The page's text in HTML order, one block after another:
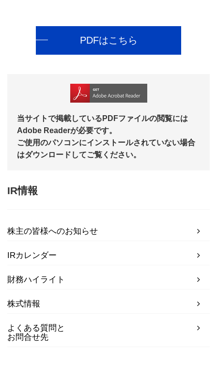
IR情報
株主の皆様へのお知らせ
IRカレンダー
財務ハイライト
株式情報
よくある質問と
お問合せ先
PDFはこちら
当サイトで掲載しているPDFファイルの閲覧には
Adobe Readerが必要です。
ご使用のパソコンにインストールされていない場合
はダウンロードしてご覧ください。